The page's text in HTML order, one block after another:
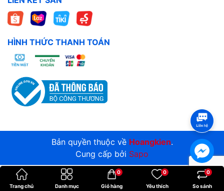
HÌNH THỨC THANH TOÁN
Bản quyền thuộc về Hoangkien.
Cung cấp bởi Sapo
Trang chủ Danh mục Giỏ hàng
0
Yêu thích
0
So sánh
0